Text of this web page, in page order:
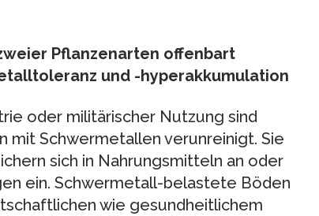
Pflanzenarten offenbart
und -hyperakkumulation
oder militärischer Nutzung sind
mit Schwermetallen verunreinigt. Sie
sich in Nahrungsmitteln an oder
ein. Schwermetall-belastete Böden
wie gesundheitlichem